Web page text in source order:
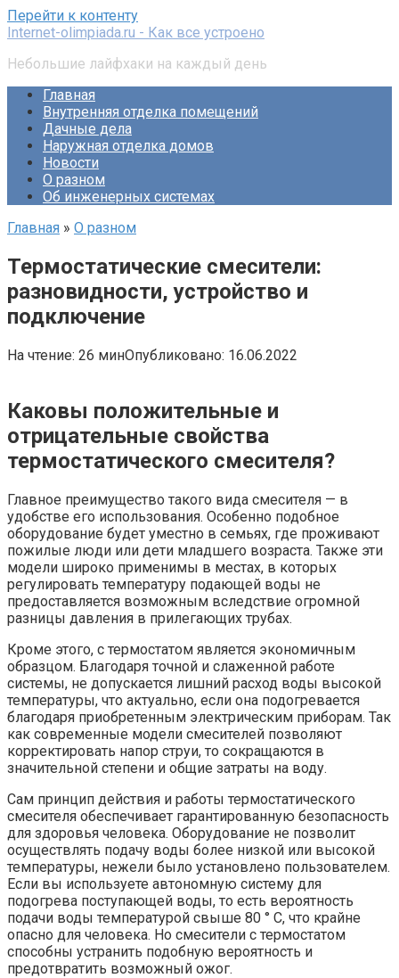
Перейти к контенту
Internet-olimpiada.ru - Как все устроено
Небольшие лайфхаки на каждый день
Главная
Внутренняя отделка помещений
Дачные дела
Наружная отделка домов
Новости
О разном
Об инженерных системах
Главная » О разном
Термостатические смесители:
разновидности, устройство и
подключение
На чтение: 26 минОпубликовано: 16.06.2022
Каковы положительные и
отрицательные свойства
термостатического смесителя?
Главное преимущество такого вида смесителя — в
удобстве его использования. Особенно подобное
оборудование будет уместно в семьях, где проживают
пожилые люди или дети младшего возраста. Также эти
модели широко применимы в местах, в которых
регулировать температуру подающей воды не
предоставляется возможным вследствие огромной
разницы давления в прилегающих трубах.
Кроме этого, с термостатом является экономичным
образцом. Благодаря точной и слаженной работе
системы, не допускается лишний расход воды высокой
температуры, что актуально, если она подогревается
благодаря приобретенным электрическим приборам. Так
как современные модели смесителей позволяют
корректировать напор струи, то сокращаются в
значительной степени и общие затраты на воду.
Сам принцип действия и работы термостатического
смесителя обеспечивает гарантированную безопасность
для здоровья человека. Оборудование не позволит
осуществлять подачу воды более низкой или высокой
температуры, нежели было установлено пользователем.
Если вы используете автономную систему для
подогрева поступающей воды, то есть вероятность
подачи воды температурой свыше 80 ° С, что крайне
опасно для человека. Но смесители с термостатом
способны устранить подобную вероятность и
предотвратить возможный ожог.